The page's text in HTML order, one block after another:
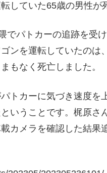
していた65歳の男性が
でパトカーの追跡を受
ンを運転していたのは
もなく死亡しました。
トカーに気づき速度を
いうことです。梶原さ
カメラを確認した結果